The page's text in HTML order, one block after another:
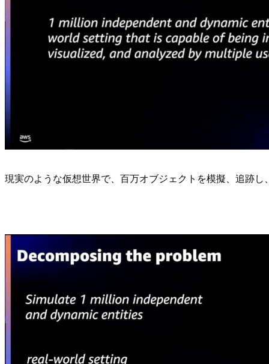
現実のような仮想世界で、百万オブジェクトを模擬、追跡